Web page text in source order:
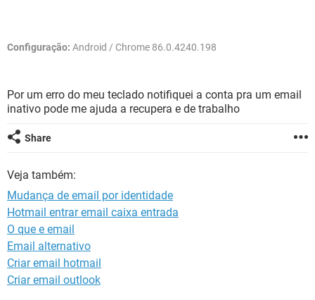
INSTAGRAM GMAIL
Configuração: Android / Chrome 86.0.4240.198
Por um erro do meu teclado notifiquei a conta pra um email
inativo pode me ajuda a recupera e de trabalho
Share
Veja também:
Mudança de email por identidade
Hotmail entrar email caixa entrada
O que e email
Email alternativo
Criar email hotmail
Criar email outlook